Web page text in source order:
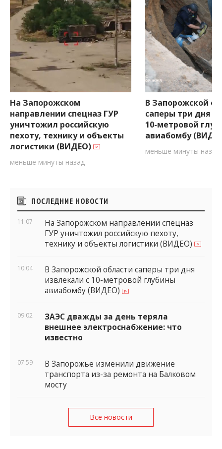
На Запорожском
направлении спецназ ГУР
уничтожил российскую
пехоту, технику и объекты
логистики (ВИДЕО)
меньше минуты назад
В Запорожской
саперы три дня
10-метровой
авиабомбу
меньше минуты назад
Боковые
виджеты
ПОСЛЕДНИЕ НОВОСТИ
11:07
На Запорожском направлении спецназ
ГУР уничтожил российскую пехоту,
технику и объекты логистики (ВИДЕО)
10:04
В Запорожской области саперы три дня
извлекали с 10-метровой глубины
авиабомбу (ВИДЕО)
09:02
ЗАЭС дважды за день теряла
внешнее электроснабжение: что
известно
07:59
В Запорожье изменили движение
транспорта из-за ремонта на Балковом
мосту
Все новости